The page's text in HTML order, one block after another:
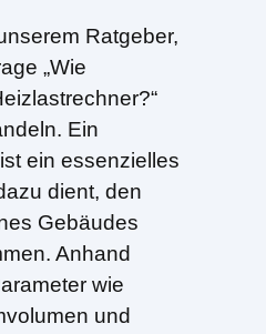
Ratgeber,
„Wie
Ein
ein essenzielles
dient, den
Gebäudes
Anhand
wie
und